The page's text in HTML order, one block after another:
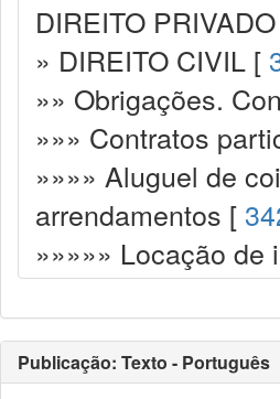
DIREITO
» DIREITO CIVIL [
»» Obrigações.
»»» Contratos
»»»» Aluguel de
arrendamentos [
»»»»» Locação de
Publicação: Texto - Português